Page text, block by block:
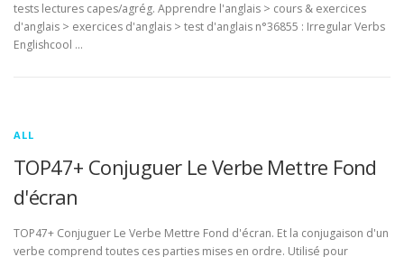
tests lectures capes/agrég. Apprendre l'anglais > cours & exercices
d'anglais > exercices d'anglais > test d'anglais n°36855 : Irregular Verbs
Englishcool …
ALL
TOP47+ Conjuguer Le Verbe Mettre Fond
d'écran
TOP47+ Conjuguer Le Verbe Mettre Fond d'écran. Et la conjugaison d'un
verbe comprend toutes ces parties mises en ordre. Utilisé pour